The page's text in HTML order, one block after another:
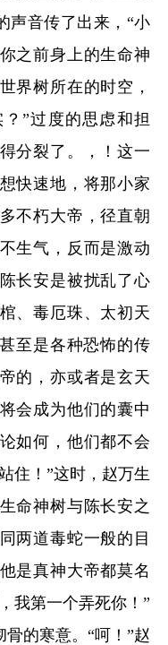
声音传了出来，“小
之前身上的生命神
界树所在的时空，
”过度的思虑和担
分裂了。，！这一
快速地，将那小家
不朽大帝，径直朝
生气，反而是激动
长安是被扰乱了心
、毒厄珠、太初天
甚至是各种恐怖的传
的，亦或者是玄天
会成为他们的囊中
如何，他们都不会
住！”这时，赵万生
命神树与陈长安之
两道毒蛇一般的目
是真神大帝都莫名
我第一个弄死你！”
的寒意。“呵！”赵